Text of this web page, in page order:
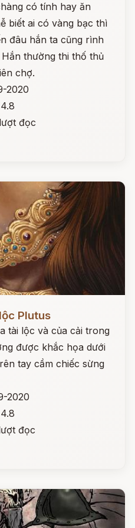
có tính hay ăn
biết ai có vàng bạc thì
đâu hắn ta cũng rình
thường thi thố thủ
chợ.
2020
4.8
đọc
Plutus
tài lộc và của cải trong
được khắc họa dưới
tay cầm chiếc sừng
2020
4.8
đọc